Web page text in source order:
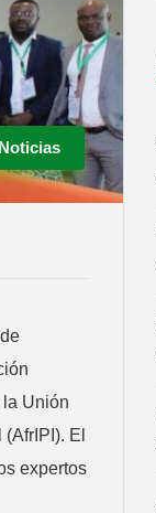
Noticias
Unión
El
expertos